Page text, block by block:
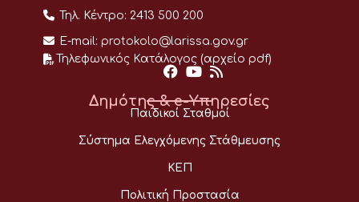
Τηλ. Κέντρο: 2413 500 200
E-mail: protokolo@larissa.gov.gr
Τηλεφωνικός Κατάλογος (αρχείο pdf)
Δημότης & e-Υπηρεσίες
Παιδικοί Σταθμοί
Σύστημα Ελεγχόμενης Στάθμευσης
ΚΕΠ
Πολιτική Προστασία